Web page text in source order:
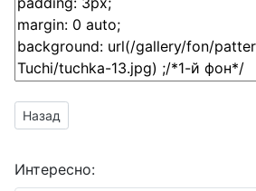
Предыдущий материал: быстро
Назад
Интересно: